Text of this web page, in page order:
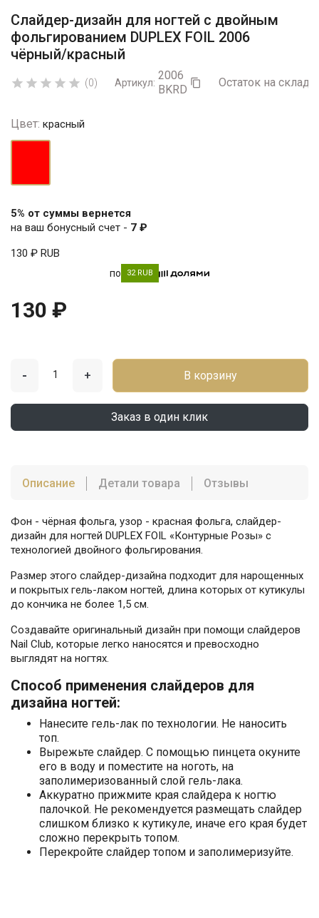
Слайдер-дизайн для ногтей с двойным
фольгированием DUPLEX FOIL 2006
чёрный/красный
     (0) Артикул:
2006
BKRD  Остаток на складе:
Цвет: красный
5% от суммы вернется
на ваш бонусный счет - 7 ₽
130 ₽ RUB
по 32 RUB
130 ₽
- + В корзину
Заказ в один клик
Описание Детали товара Отзывы
Фон - чёрная фольга, узор - красная фольга, слайдер-
дизайн для ногтей DUPLEX FOIL «Контурные Розы» с
технологией двойного фольгирования.
Размер этого слайдер-дизайна подходит для нарощенных
и покрытых гель-лаком ногтей, длина которых от кутикулы
до кончика не более 1,5 см.
Создавайте оригинальный дизайн при помощи слайдеров
Nail Club, которые легко наносятся и превосходно
выглядят на ногтях.
Способ применения слайдеров для
дизайна ногтей:
Нанесите гель-лак по технологии. Не наносить
топ.
Вырежьте слайдер. С помощью пинцета окуните
его в воду и поместите на ноготь, на
заполимеризованный слой гель-лака.
Аккуратно прижмите края слайдера к ногтю
палочкой. Не рекомендуется размещать слайдер
слишком близко к кутикуле, иначе его края будет
сложно перекрыть топом.
Перекройте слайдер топом и заполимеризуйте.